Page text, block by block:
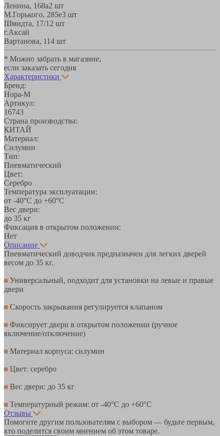
Ленина, 168а2 шт
М.Горького, 285е3 шт
Шмидта, 17/1 2 шт
г.Аксай
Вартанова, 114 шт
* Можно забрать в магазине,
если заказать сегодня
Характеристики
Бренд:
Нора-М
Артикул:
16743
Страна производства:
КИТАЙ
Материал:
Силумин
Тип:
Пневматический
Цвет:
Серебро
Температура эксплуатации:
от -40°С до +60°С
Вес двери:
до 35 кг
Фиксация в открытом положении:
Нет
Описание
Пневматический доводчик предназначен для легких дверей
весом до 35 кг.
Универсальный, подходит для установки на левые и правые
двери
Скорость закрывания регулируется клапаном
Фиксирует двери в открытом положении (ручное
включение/отключение)
Материал корпуса: силумин
Цвет: серебро
Вес двери: до 35 кг
Температурный режим: от -40°С до +60°С
Отзывы
Помогите другим пользователям с выбором — будьте первым,
кто поделится своим мнением об этом товаре.